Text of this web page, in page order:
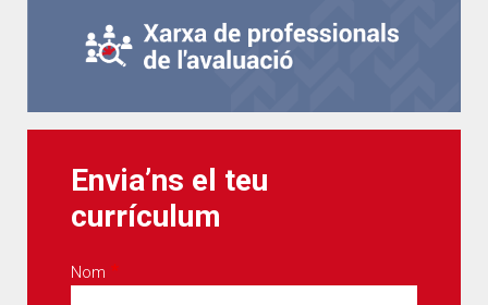
Envia’ns el teu
currículum
Nom